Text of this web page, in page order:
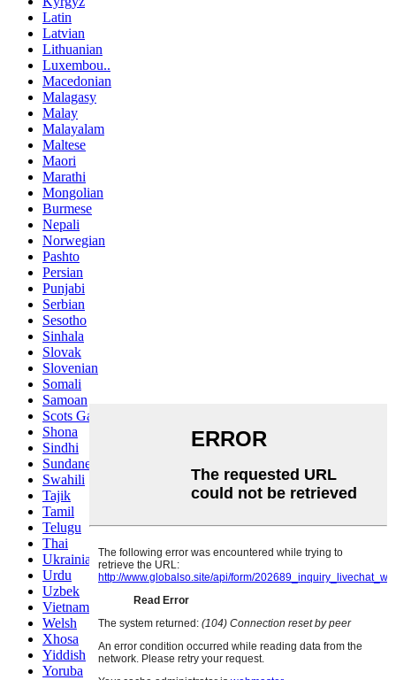
Latin
Latvian
Lithuanian
Luxembou..
Macedonian
Malagasy
Malay
Malayalam
Maltese
Maori
Marathi
Mongolian
Burmese
Nepali
Norwegian
Pashto
Persian
Punjabi
Serbian
Sesotho
Sinhala
Slovak
Slovenian
Somali
Samoan
Scots Gaelic
Shona
Sindhi
Sundanese
Swahili
Tajik
Tamil
Telugu
Thai
Ukrainian
Urdu
Uzbek
Vietnamese
Welsh
Xhosa
Yiddish
Yoruba